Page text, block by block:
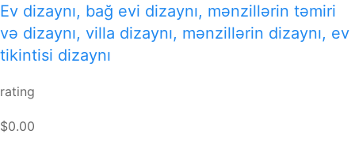
Ev dizaynı, bağ evi dizaynı, mənzillərin təmiri
və dizaynı, villa dizaynı, mənzillərin dizaynı, ev
tikintisi dizaynı
rating
$0.00